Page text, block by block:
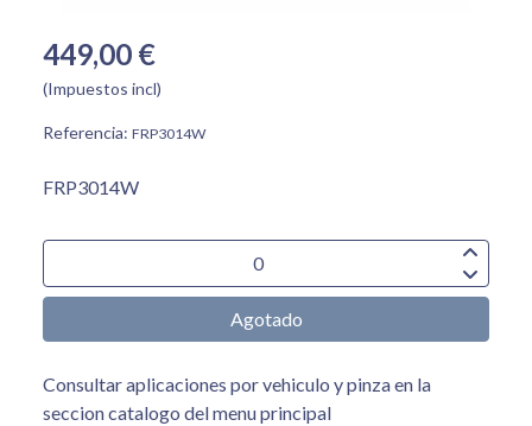
449,00 €
(Impuestos incl)
Referencia: FRP3014W
FRP3014W
Agotado
Consultar aplicaciones por vehiculo y pinza en la
seccion catalogo del menu principal